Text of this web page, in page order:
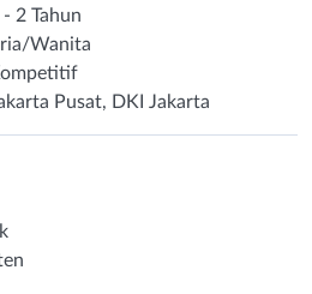
- 2 Tahun
Wanita
Pusat, DKI Jakarta